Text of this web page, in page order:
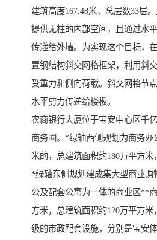
建筑高度167.48米，总层数33层
提供无柱的内部空间，且通过水
传递给外墙。为实现这个目标，
置钢结构斜交网格框架，利用斜
受重力和侧向荷载。斜交网格节
水平剪力传递给楼板。
农商银行大厦位于宝安中心区
商务圈。*绿轴西侧规划为商务办
米的，总建筑面积约180万平方米
*绿轴东侧规划建成集大型商业
公及配套公寓为一体的商业区**
方米，总建筑面积约120万平方
级的市政配套设施，分别是宝安